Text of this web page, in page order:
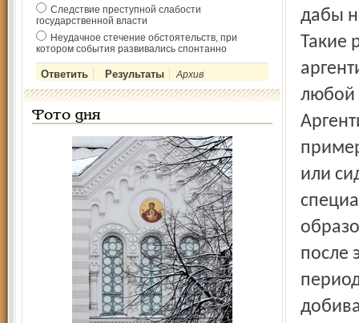
Следствие преступной слабости
государственной власти
Неудачное стечение обстоятельств, при
котором события развивались спонтанно
Архив
Фото дня
дабы
Такие
любой
или
после